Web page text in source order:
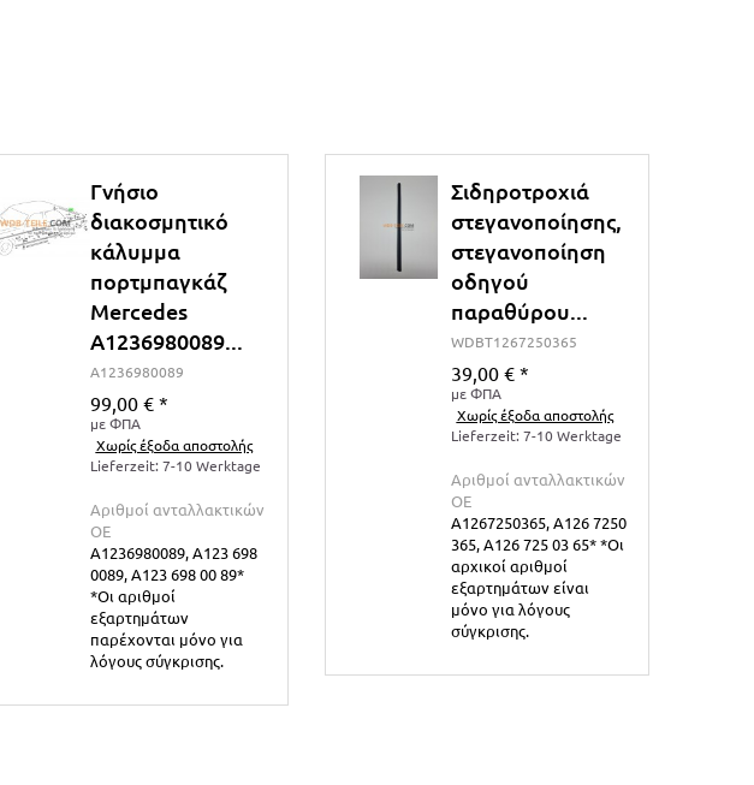
Γνήσιο
διακοσμητικό
κάλυμμα
πορτμπαγκάζ
Mercedes
A1236980089...
A1236980089
99,00 € *
με ΦΠΑ
Χωρίς έξοδα αποστολής
Lieferzeit: 7-10 Werktage
Αριθμοί ανταλλακτικών
ΟΕ
A1236980089, A123 698
0089, A123 698 00 89*
*Οι αριθμοί
εξαρτημάτων
παρέχονται μόνο για
λόγους σύγκρισης.
Σιδηροτροχιά
στεγανοποίησης,
στεγανοποίηση
οδηγού
παραθύρου...
WDBT1267250365
39,00 € *
με ΦΠΑ
Χωρίς έξοδα αποστολής
Lieferzeit: 7-10 Werktage
Αριθμοί ανταλλακτικών
ΟΕ
A1267250365, A126 7250
365, A126 725 03 65* *Οι
αρχικοί αριθμοί
εξαρτημάτων είναι
μόνο για λόγους
σύγκρισης.